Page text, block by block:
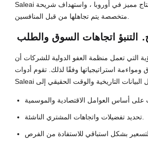
Saleai لإطلاق خط إنتاج مميز في أوروبا ، واستهداف شريحة
متخصصة يتم تجاهلها من قبل المنافسين.
التنبؤ اتجاهات السوق والطلب
التي تعمل منظمة العفو الدولية للشركات أن
ومواءمة استراتيجياتها وفقًا لذلك. تقوم أدوات
تحديد تفضيلات واتجاهات المشتري الناشئة.